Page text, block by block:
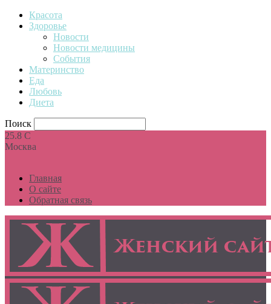
Красота
Здоровье
Новости
Новости медицины
События
Материнство
Еда
Любовь
Диета
Поиск
25.8 C
Москва
Главная
О сайте
Обратная связь